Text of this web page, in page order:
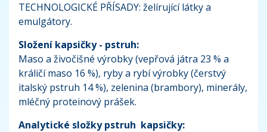
TECHNOLOGICKÉ PŘÍSADY: želírující látky a
emulgátory.
Složení kapsičky - pstruh:
Maso a živočišné výrobky (vepřová játra 23 % a
králičí maso 16 %), ryby a rybí výrobky (čerstvý
italský pstruh 14 %), zelenina (brambory), minerály,
mléčný proteinový prášek.
Analytické složky pstruh kapsičky: